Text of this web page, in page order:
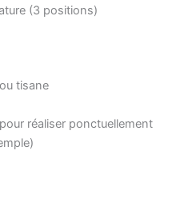
(3 positions)
tisane
réaliser ponctuellement